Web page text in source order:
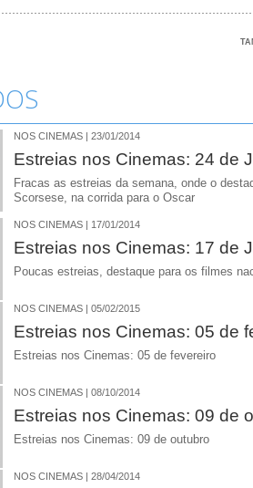
NOS CINEMAS | 23/01/2014
Estreias nos Cinemas: 24 de
Fracas as estreias da semana, onde o
Scorsese, na corrida para o Oscar
NOS CINEMAS | 17/01/2014
Estreias nos Cinemas: 17 de
Poucas estreias, destaque para os filmes
NOS CINEMAS | 05/02/2015
Estreias nos Cinemas: 05 de
Estreias nos Cinemas: 05 de fevereiro
NOS CINEMAS | 08/10/2014
Estreias nos Cinemas: 09 de
Estreias nos Cinemas: 09 de outubro
NOS CINEMAS | 28/04/2014